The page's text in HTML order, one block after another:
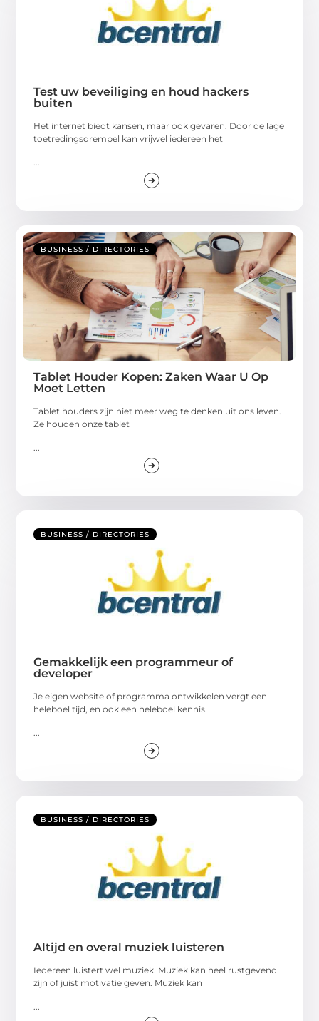
Test uw beveiliging en houd hackers
buiten
Het internet biedt kansen, maar ook gevaren. Door de lage
toetredingsdrempel kan vrijwel iedereen het
BUSINESS / DIRECTORIES
Tablet Houder Kopen: Zaken Waar U Op
Moet Letten
Tablet houders zijn niet meer weg te denken uit ons leven.
Ze houden onze tablet
BUSINESS / DIRECTORIES
Gemakkelijk een programmeur of
developer
Je eigen website of programma ontwikkelen vergt een
heleboel tijd, en ook een heleboel kennis.
BUSINESS / DIRECTORIES
Altijd en overal muziek luisteren
Iedereen luistert wel muziek. Muziek kan heel rustgevend
zijn of juist motivatie geven. Muziek kan